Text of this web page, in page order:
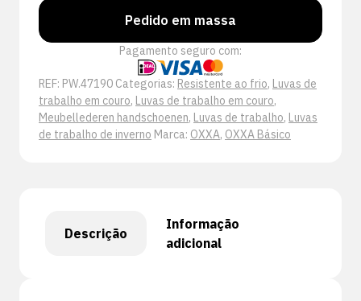
Pedido em massa
Pagamento seguro com:
REF: PW.47190 Categorias: Resistente ao frio, Luvas de
trabalho em couro, Luvas de trabalho em couro,
Meubellederen handschoenen, Luvas de trabalho, Luvas
de trabalho de inverno Marca: OXXA, OXXA Básico
Descrição
Informação
adicional